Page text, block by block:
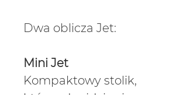
Dwa oblicza Jet:
Mini Jet
Kompaktowy stolik,